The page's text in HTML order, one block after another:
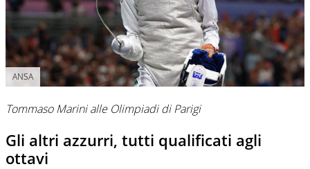
ANSA
Tommaso Marini alle Olimpiadi di Parigi
Gli altri azzurri, tutti qualificati agli
ottavi